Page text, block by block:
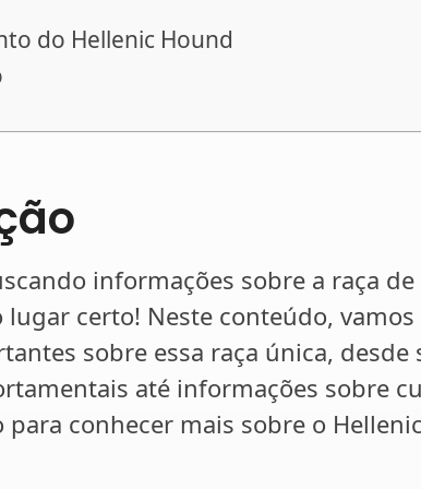
do Hellenic Hound
informações sobre a raça
lugar certo! Neste conteúdo,
sobre essa raça única, desde
até informações sobre
conhecer mais sobre o